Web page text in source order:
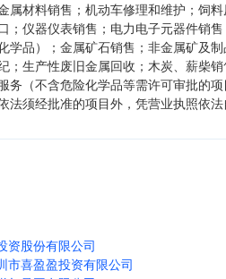
属材料销售；机动车修理和维护；饲
；仪器仪表销售；电力电子元器件销
学品）；金属矿石销售；非金属矿及
；生产性废旧金属回收；木炭、薪柴
务（不含危险化学品等需许可审批的
法须经批准的项目外，凭营业执照依
资股份有限公司
市喜盈盈投资有限公司